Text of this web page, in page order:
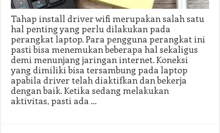
Tahap install driver wifi merupakan salah satu
hal penting yang perlu dilakukan pada
perangkat laptop. Para pengguna perangkat ini
pasti bisa menemukan beberapa hal sekaligus
demi menunjang jaringan internet. Koneksi
yang dimiliki bisa tersambung pada laptop
apabila driver telah diaktifkan dan bekerja
dengan baik. Ketika sedang melakukan
aktivitas, pasti ada …